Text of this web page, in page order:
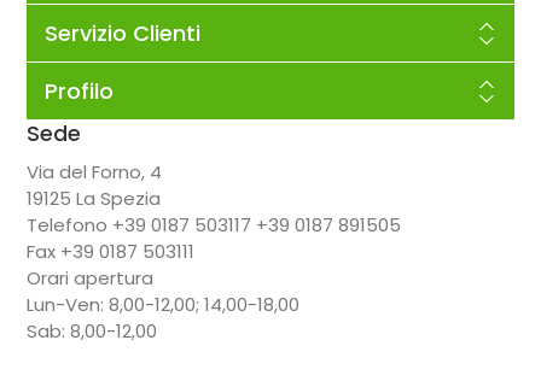
Servizio Clienti
Profilo
Sede
Via del Forno, 4
19125 La Spezia
Telefono +39 0187 503117 +39 0187 891505
Fax +39 0187 503111
Orari apertura
Lun-Ven: 8,00-12,00; 14,00-18,00
Sab: 8,00-12,00